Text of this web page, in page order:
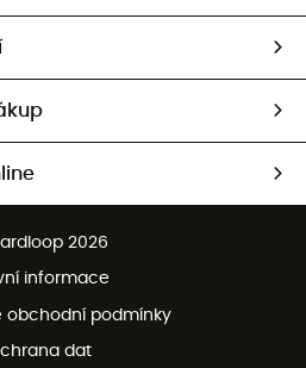
2026
informace
obchodní podmínky
dat